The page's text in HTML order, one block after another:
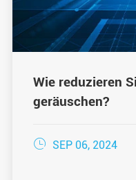
Wie reduzieren
geräuschen?
 SEP 06, 2024